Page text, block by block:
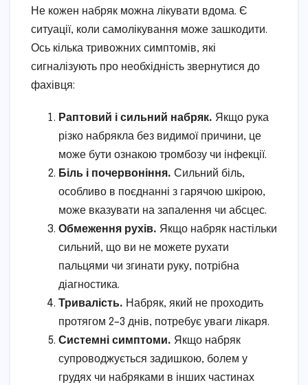
Не кожен набряк можна лікувати вдома. Є
ситуації, коли самолікування може зашкодити.
Ось кілька тривожних симптомів, які
сигналізують про необхідність звернутися до
фахівця:
Раптовий і сильний набряк. Якщо рука
різко набрякла без видимої причини, це
може бути ознакою тромбозу чи інфекції.
Біль і почервоніння. Сильний біль,
особливо в поєднанні з гарячою шкірою,
може вказувати на запалення чи абсцес.
Обмеження рухів. Якщо набряк настільки
сильний, що ви не можете рухати
пальцями чи згинати руку, потрібна
діагностика.
Тривалість. Набряк, який не проходить
протягом 2–3 днів, потребує уваги лікаря.
Системні симптоми. Якщо набряк
супроводжується задишкою, болем у
грудях чи набряками в інших частинах